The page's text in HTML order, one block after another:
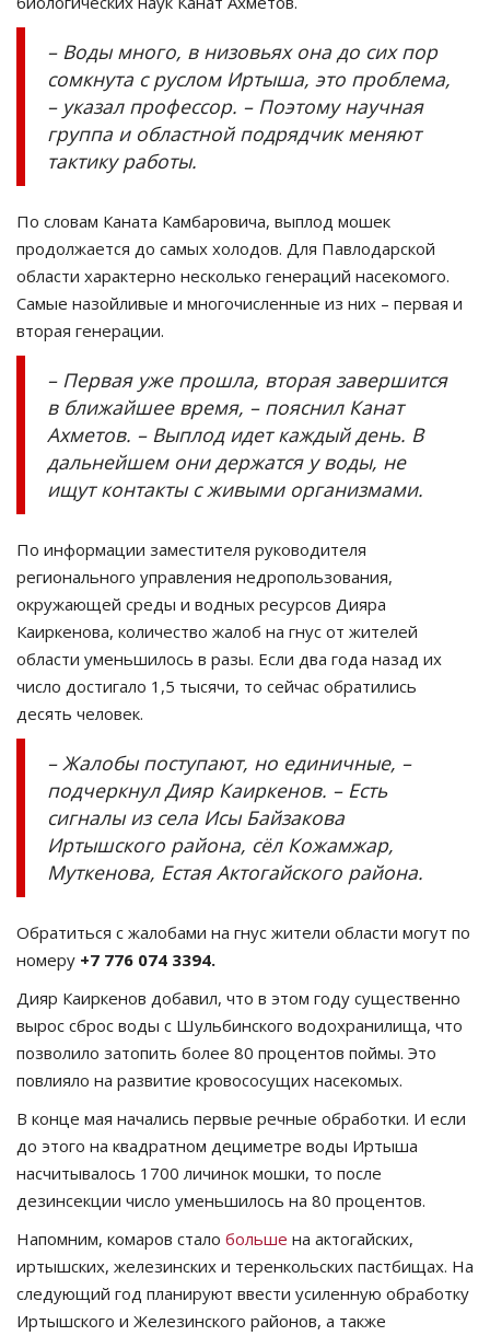
– Воды много, в низовьях она до сих пор
сомкнута с руслом Иртыша, это проблема,
– указал профессор. – Поэтому научная
группа и областной подрядчик меняют
тактику работы.
По словам Каната Камбаровича, выплод мошек
продолжается до самых холодов. Для Павлодарской
области характерно несколько генераций насекомого.
Самые назойливые и многочисленные из них – первая и
вторая генерации.
– Первая уже прошла, вторая завершится
в ближайшее время, – пояснил Канат
Ахметов. – Выплод идет каждый день. В
дальнейшем они держатся у воды, не
ищут контакты с живыми организмами.
По информации заместителя руководителя
регионального управления недропользования,
окружающей среды и водных ресурсов Дияра
Каиркенова, количество жалоб на гнус от жителей
области уменьшилось в разы. Если два года назад их
число достигало 1,5 тысячи, то сейчас обратились
десять человек.
– Жалобы поступают, но единичные, –
подчеркнул Дияр Каиркенов. – Есть
сигналы из села Исы Байзакова
Иртышского района, сёл Кожамжар,
Муткенова, Естая Актогайского района.
Обратиться с жалобами на гнус жители области могут по
номеру +7 776 074 3394.
Дияр Каиркенов добавил, что в этом году существенно
вырос сброс воды с Шульбинского водохранилища, что
позволило затопить более 80 процентов поймы. Это
повлияло на развитие кровососущих насекомых.
В конце мая начались первые речные обработки. И если
до этого на квадратном дециметре воды Иртыша
насчитывалось 1700 личинок мошки, то после
дезинсекции число уменьшилось на 80 процентов.
Напомним, комаров стало больше на актогайских,
иртышских, железинских и теренкольских пастбищах. На
следующий год планируют ввести усиленную обработку
Иртышского и Железинского районов, а также